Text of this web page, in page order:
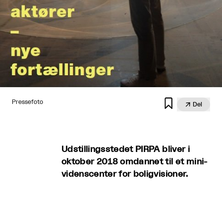
Pressefoto   Del
Udstillingsstedet PIRPA bliver i
oktober 2018 omdannet til et mini-
videnscenter for boligvisioner.